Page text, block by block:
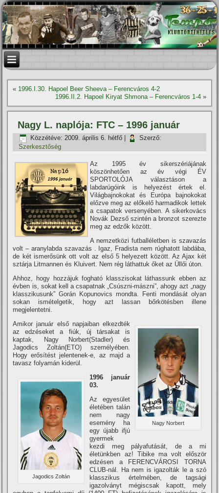
« 1996.I.30. Hapoel Beer Sheeva – Ferencváros 4-2
1996.II.2. Hapoel Kiryat Shmona – Ferencváros 1-4»
Nagy L. naplója: FTC – 1996 január
Közzétéve: 2009. április 6. hétfő
Szerző:
Szerkesztőség
Az 1995 év sikerszériájának
köszönhetően az év végi ÉV
SPORTOLÓJA választáson a
labdarúgóink is helyezést értek el.
Világbajnokokat és Európa bajnokokat
előzve meg az előkelő harmadikok lettek
a csapatok versenyében. A sikerkovács
Novák Dezső szintén a bronzot szerezte
meg az edzők között.
A nemzetközi futballéletben is szavazás
volt – aranylabda szavazás . Igaz, Fradista nem rúghatott labdába,
de két ismerősünk ott volt az első 5 helyezett között. Az Ajax két
sztárja Litmannen és Kluivert. Nem rég láthattuk őket az Üllői úton.
Ahhoz, hogy hozzájuk fogható klasszisokat láthassunk ebben az
évben is, sokat kell a csapatnak „Csúszni-mászni”, ahogy azt „nagy
klasszikusunk” Gorán Kopunovics mondta. Fenti mondását olyan
sokan ismételgetik, hogy azt lassan bőrkötésben illene
megjelentetni.
Nagy Norbert
Amikor január első napjaiban elkezdték
az edzéseket a fiúk, új társakat is
kaptak, Nagy Norbert(Stadler) és
Jagodics Zoltán(ETO) személyében.
Hogy erősí­tést jelentenek-e, az majd a
tavasz folyamán kiderül.
Jagodics Zoltán
1996 január
03.
Az egyesület
életében talán
nem nagy
esemény ha
egy újabb ifjú
gyermek
kezdi meg pályafutását, de a mi
életünkben az! Tibike ma volt először
edzésen a FERENCVÁROSI TORNA
CLUB-nál. Ha nem is igazolták le a szó
klasszikus értelmében, de tagsági
igazolványt mégiscsak kapott, mely